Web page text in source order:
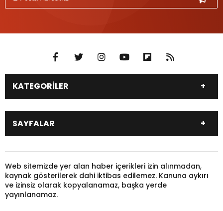
KATEGORİLER
DÜNYA
SİYASET
EKONOMİ
SAĞLIK
SPOR
TARIM
YEREL YÖNETİM
GÜNDEM
HAYVANLAR
KADIN
KONSER
KÜLTÜR & SANAT
SAYFALAR
Pariteler
Canlı Sonuçlar
Puan Durumu
Fikstür
Gazeteler
Burçlar
Web sitemizde yer alan haber içerikleri izin alınmadan,
kaynak gösterilerek dahi iktibas edilemez. Kanuna aykırı
ve izinsiz olarak kopyalanamaz, başka yerde
yayınlanamaz.